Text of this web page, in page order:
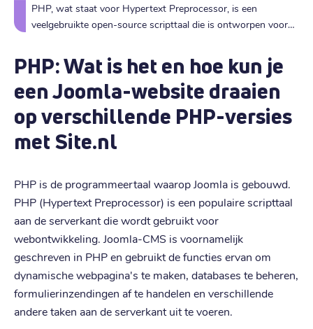
PHP, wat staat voor Hypertext Preprocessor, is een
veelgebruikte open-source scripttaal die is ontworpen voor
PHP: Wat is het en hoe kun je
een Joomla-website draaien
op verschillende PHP-versies
met Site.nl
PHP is de programmeertaal waarop Joomla is gebouwd.
PHP (Hypertext Preprocessor) is een populaire scripttaal
aan de serverkant die wordt gebruikt voor
webontwikkeling. Joomla-CMS is voornamelijk
geschreven in PHP en gebruikt de functies ervan om
dynamische webpagina's te maken, databases te beheren,
formulierinzendingen af te handelen en verschillende
andere taken aan de serverkant uit te voeren.